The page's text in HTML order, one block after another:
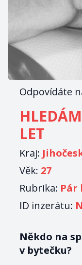
Odpovídáte
LET
Kraj:
Věk: 27
Rubrika: Pár
ID inzerátu:
Někdo na
v bytečku?